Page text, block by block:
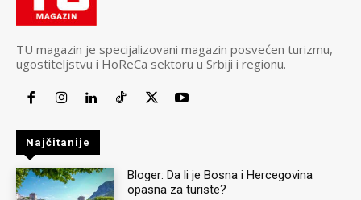
TU magazin je specijalizovani magazin posvećen turizmu,
ugostiteljstvu i HoReCa sektoru u Srbiji i regionu.
Najčitanije
Bloger: Da li je Bosna i Hercegovina
opasna za turiste?